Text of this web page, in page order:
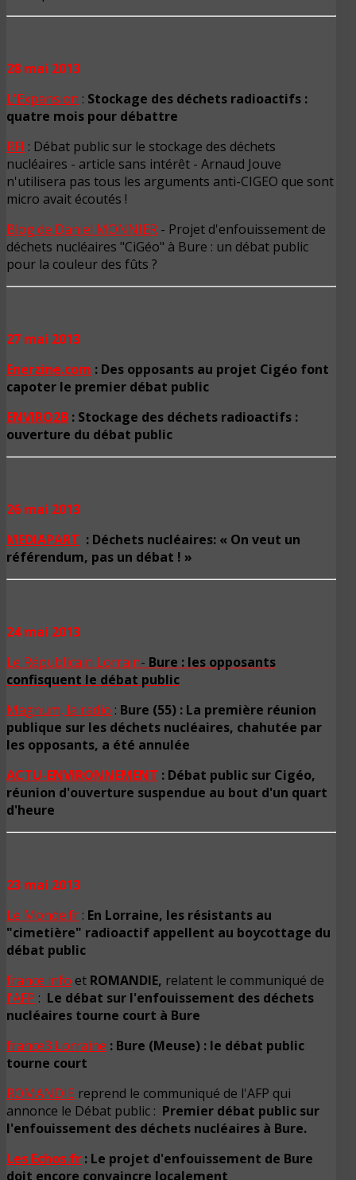
28 mai 2013
L'Expansion : Stockage des déchets radioactifs :
quatre mois pour débattre
RFI : Débat public sur le stockage des déchets
nucléaires - article sans intérêt - Arnaud Jouve
n'utilisera pas tous les arguments anti-CIGEO que sont
micro avait écoutés !
Blog de Daniel MONNIER - Projet d'enfouissement de
déchets nucléaires "CiGéo" à Bure : un débat public
pour la couleur des fûts ?
27 mai 2013
Enerzine.com : Des opposants au projet Cigéo font
capoter le premier débat public
ENVIRO2B : Stockage des déchets radioactifs :
ouverture du débat public
26 mai 2013
MEDIAPART : Déchets nucléaires: « On veut un
référendum, pas un débat ! »
24 mai 2013
Le Républicain Lorrain- Bure : les opposants
confisquent le débat public
Magnum, la radio : Bure (55) : La première réunion
publique sur les déchets nucléaires, chahutée par
les opposants, a été annulée
ACTU-ENVIRONNEMENT : Débat public sur Cigéo,
réunion d'ouverture suspendue au bout d'un quart
d'heure
23 mai 2013
Le Monde.fr : En Lorraine, les résistants au
"cimetière" radioactif appellent au boycottage du
débat public
france info et ROMANDIE, relatent le communiqué de
l'AFP : Le débat sur l'enfouissement des déchets
nucléaires tourne court à Bure
france3 Lorraine : Bure (Meuse) : le débat public
tourne court
ROMANDIE reprend le communiqué de l'AFP qui
annonce le Débat public : Premier débat public sur
l'enfouissement des déchets nucléaires à Bure.
Les Echos.fr : Le projet d'enfouissement de Bure
doit encore convaincre localement